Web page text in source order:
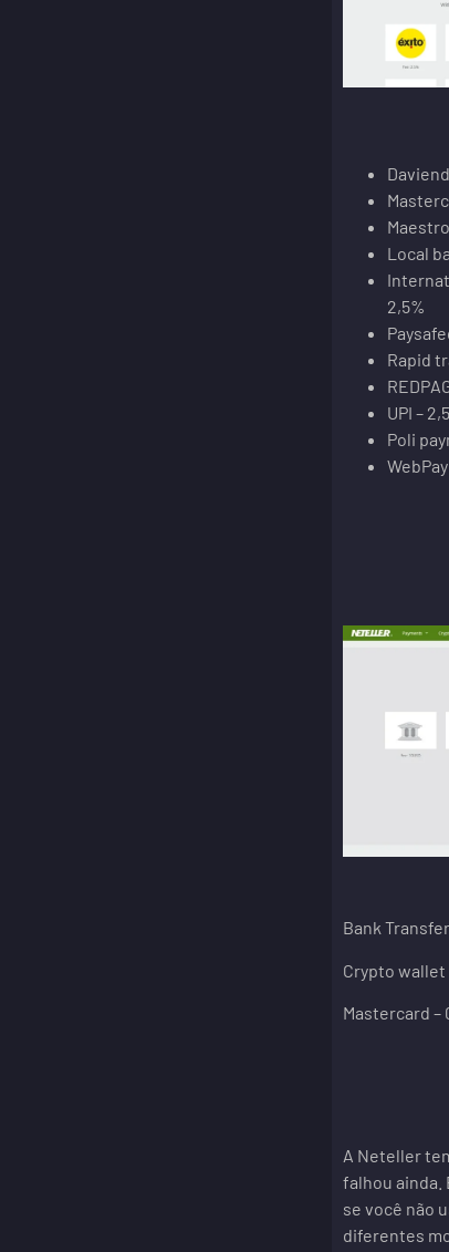
Local
2,5%
Rapid
UPI –
Poli
Bank Transfer
Crypto wallet
Mastercard –
A Neteller
falhou ainda.
se você não
diferentes